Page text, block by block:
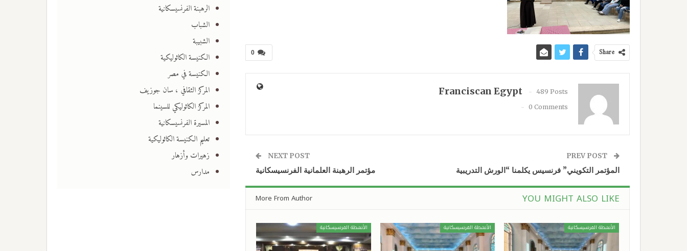
0 Share
Franciscan Egypt
489 Posts
0 Comments
المؤتمر التكويني” فرنسيس يكلمنا “الورش التدريبية
NEXT POST
مؤتمر الرهبنة العلمانية الفرنسيسكانية
YOU MIGHT ALSO LIKE
More From Author
الأنشطة الفرنسيسكانية الأنشطة الفرنسيسكانية الأنشطة الفرنسيسكانية
الرهبنة الفرنسيسكانية
الشباب
الشبيبة
الكنيسة الكاثوليكية
الكنيسة في مصر
المركز الثقافي ، سان جوزيف
المركز الكاثوليكي للسينما
المسيرة الفرنسيسكانية
تعليم الكنيسة الكاثوليكية
زهيرات وأزهار
مدارس